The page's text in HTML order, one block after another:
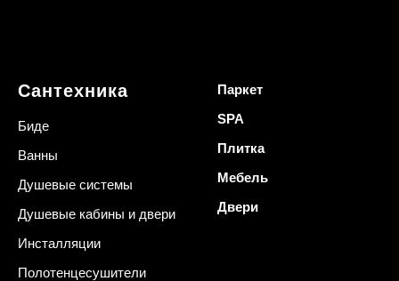
Сантехника
Биде
Ванны
Душевые системы
Душевые кабины и двери
Инсталляции
Полотенцесушители
Паркет
SPA
Плитка
Мебель
Двери